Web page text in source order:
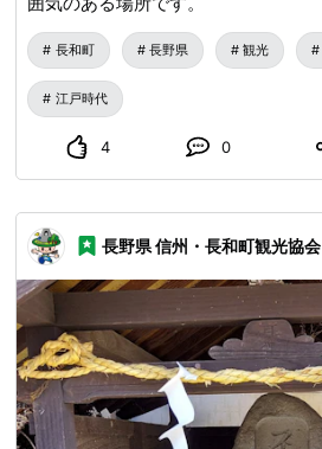
長和町 長野県 観光
江戸時代
4 0
長野県 信州・長和町観光協会